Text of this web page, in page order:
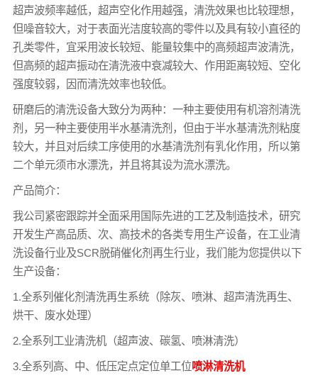
超声波频率越低，超声空化作用越强，清洗效果也比较理想，
但噪音较大，对于表面光洁度较高的零件以及具有较小直径的
孔类零件，宜采用波长较短、能量较集中的高频超声波清洗，
但高频的超声振动在清洗液中衰减较大、作用距离较短、空化
强度较弱，因而清洗效率也较低。
研磨后的清洗设备大致分为两种：一种主要使用有机溶剂清洗
剂，另一种主要使用半水基清洗剂，但由于半水基清洗剂粘度
较大，并且对后续工序使用的水基清洗剂有乳化作用，所以第
二个单元须市水漂洗，并且将其设为流水漂洗。
产品简介：
我公司紧密跟踪并全面采用国际先进的工艺及制造技术，研究
开发生产高品质、次、高技术的各类专用生产设备，在工业清
洗设备行业及SCR脱硝催化剂再生行业，我们能为您提供以下
生产设备：
1.全系列催化剂清洗再生系统（除灰、喷淋、超声清洗再生、
烘干、废水处理）
2.全系列工业清洗机（超声波、碳氢、喷淋清洗）
3.全系列高、中、低压定点定位单工位喷淋清洗机